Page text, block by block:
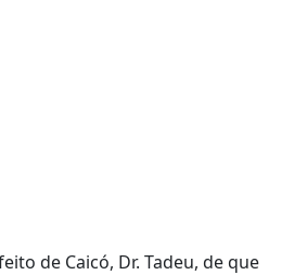
de Caicó, Dr. Tadeu, de que